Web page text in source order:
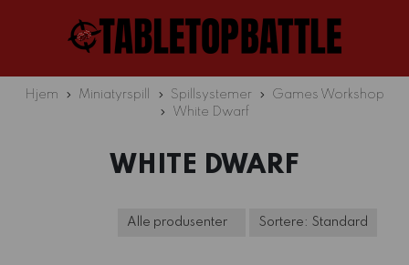
Hjem Miniatyrspill Spillsystemer
Games Workshop
White Dwarf
WHITE DWARF